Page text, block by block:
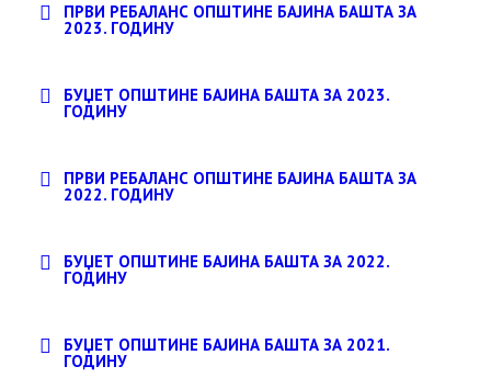
ПРВИ РЕБАЛАНС ОПШТИНЕ БАЈИНА БАШТА ЗА
2023. ГОДИНУ
БУЏЕТ ОПШТИНЕ БАЈИНА БАШТА ЗА 2023.
ГОДИНУ
ПРВИ РЕБАЛАНС ОПШТИНЕ БАЈИНА БАШТА ЗА
2022. ГОДИНУ
БУЏЕТ ОПШТИНЕ БАЈИНА БАШТА ЗА 2022.
ГОДИНУ
БУЏЕТ ОПШТИНЕ БАЈИНА БАШТА ЗА 2021.
ГОДИНУ